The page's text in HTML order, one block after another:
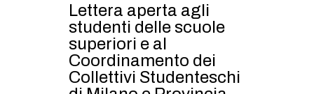
Lettera aperta agli
studenti delle scuole
superiori e al
Coordinamento dei
Collettivi Studenteschi